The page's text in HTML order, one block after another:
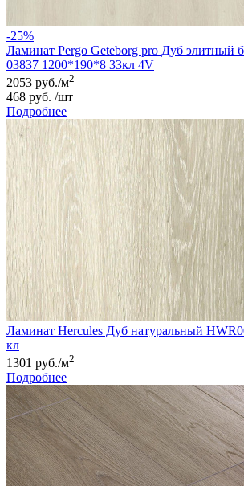
-25%
Ламинат Pergo Geteborg pro Дуб элитный
03837 1200*190*8 33кл 4V
2053 руб./м2
468 руб. /шт
Подробнее
Ламинат Hercules Дуб натуральный
кл
1301 руб./м2
Подробнее